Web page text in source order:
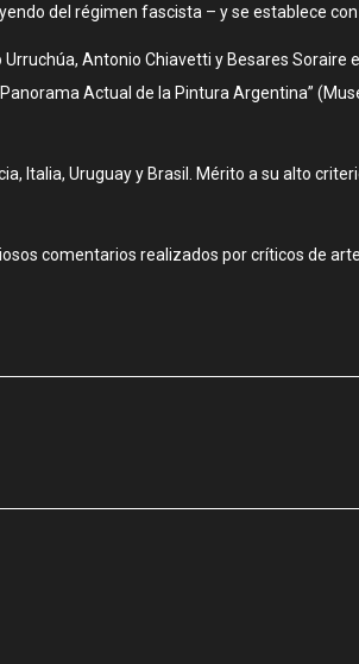
del régimen fascista – y se establece
Antonio Chiavetti y Besares Soraire
Actual de la Pintura Argentina”
Italia, Uruguay y Brasil. Mérito a su alto
comentarios realizados por críticos de